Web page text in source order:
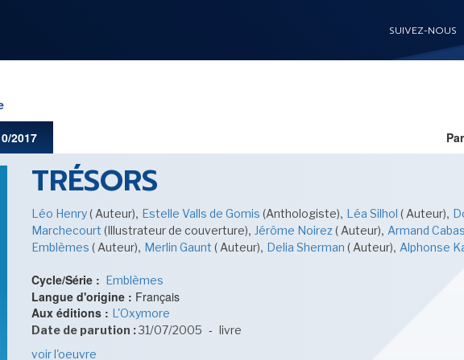
SUIVEZ-NOUS
LES UTOPIALES 2025
SENSE OF WONDER
2017
TRÉSORS
Léo Henry( Auteur), Estelle Valls de Gomis (Anthologiste), Léa Silhol ( Auteur),
Marchecourt (Illustrateur de couverture), Jérôme Noirez( Auteur), Armand
Emblèmes ( Auteur), Merlin Gaunt ( Auteur), Delia Sherman ( Auteur), Alphonse
Cycle/Série : Emblèmes
Langue d'origine : Français
Aux éditions : L'Oxymore
Date de parution :31/07/2005 - livre
voir l'oeuvre